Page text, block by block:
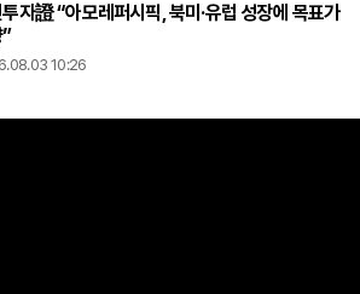
자證 “아모레퍼시픽, 북미·유럽 성장에 목표가
10:26